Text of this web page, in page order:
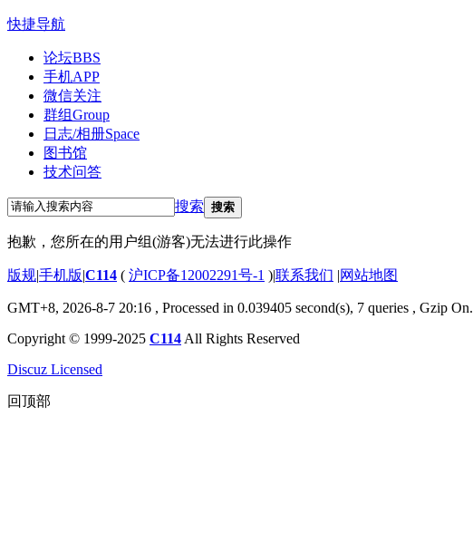
快捷导航
论坛BBS
手机APP
微信关注
群组Group
日志/相册Space
图书馆
技术问答
搜索 搜索
抱歉，您所在的用户组(游客)无法进行此操作
版规|手机版|C114 ( 沪ICP备12002291号-1 )|联系我们 |网站地图
GMT+8, 2026-8-7 20:16 , Processed in 0.039405 second(s), 7 queries , Gzip On.
Copyright © 1999-2025 C114 All Rights Reserved
Discuz Licensed
回顶部